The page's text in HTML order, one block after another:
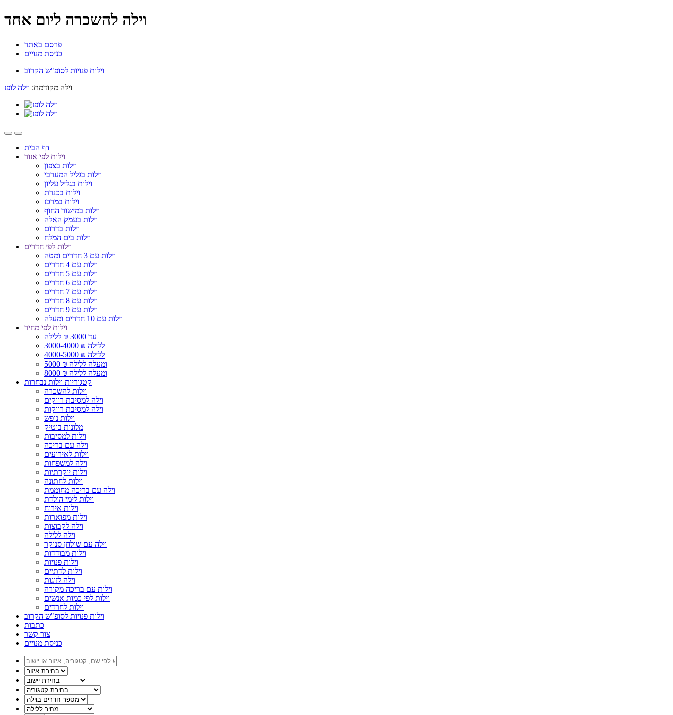
וילה להשכרה ליום אחד
פרסם באתר
כניסת מנויים
וילות פנויות לסופ"ש הקרוב
וילה מקודמת: וילה לופז
דף הבית
וילות לפי אזור
וילות בצפון
וילות בגליל המערבי
וילות בגליל עליון
וילות בכנרת
וילות במרכז
וילות במישור החוף
וילות בעמק האלה
וילות בדרום
וילות בים המלח
וילות לפי חדרים
וילות עם 3 חדרים ומטה
וילות עם 4 חדרים
וילות עם 5 חדרים
וילות עם 6 חדרים
וילות עם 7 חדרים
וילות עם 8 חדרים
וילות עם 9 חדרים
וילות עם 10 חדרים ומעלה
וילות לפי מחיר
עד 3000 ₪ ללילה
3000-4000 ₪ ללילה
4000-5000 ₪ ללילה
5000 ₪ ומעלה ללילה
8000 ₪ ומעלה ללילה
קטגוריות וילות נבחרות
וילות להשכרה
וילה למסיבת רווקים
וילה למסיבת רווקות
וילות נופש
מלונות בוטיק
וילות למסיבות
וילה עם בריכה
וילות לאירועים
וילה למשפחות
וילות יוקרתיות
וילות לחתונה
וילה עם בריכה מחוממת
וילות לימי הולדת
וילות אירוח
וילות מפוארות
וילה לקבוצות
וילה ללילה
וילה עם שולחן סנוקר
וילות מבודדות
וילות פנויות
וילות לדתיים
וילה לזוגות
וילות עם בריכה מקורה
וילות לפי כמות אנשים
וילות לחרדים
וילות פנויות לסופ"ש הקרוב
כתבות
צור קשר
כניסת מנויים